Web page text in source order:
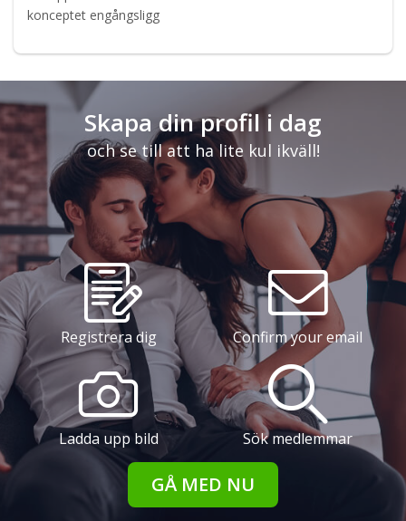
konceptet engångsligg
Skapa din profil i dag
och se till att ha lite kul ikväll!
Registrera dig Confirm your email
Ladda upp bild Sök medlemmar
GÅ MED NU